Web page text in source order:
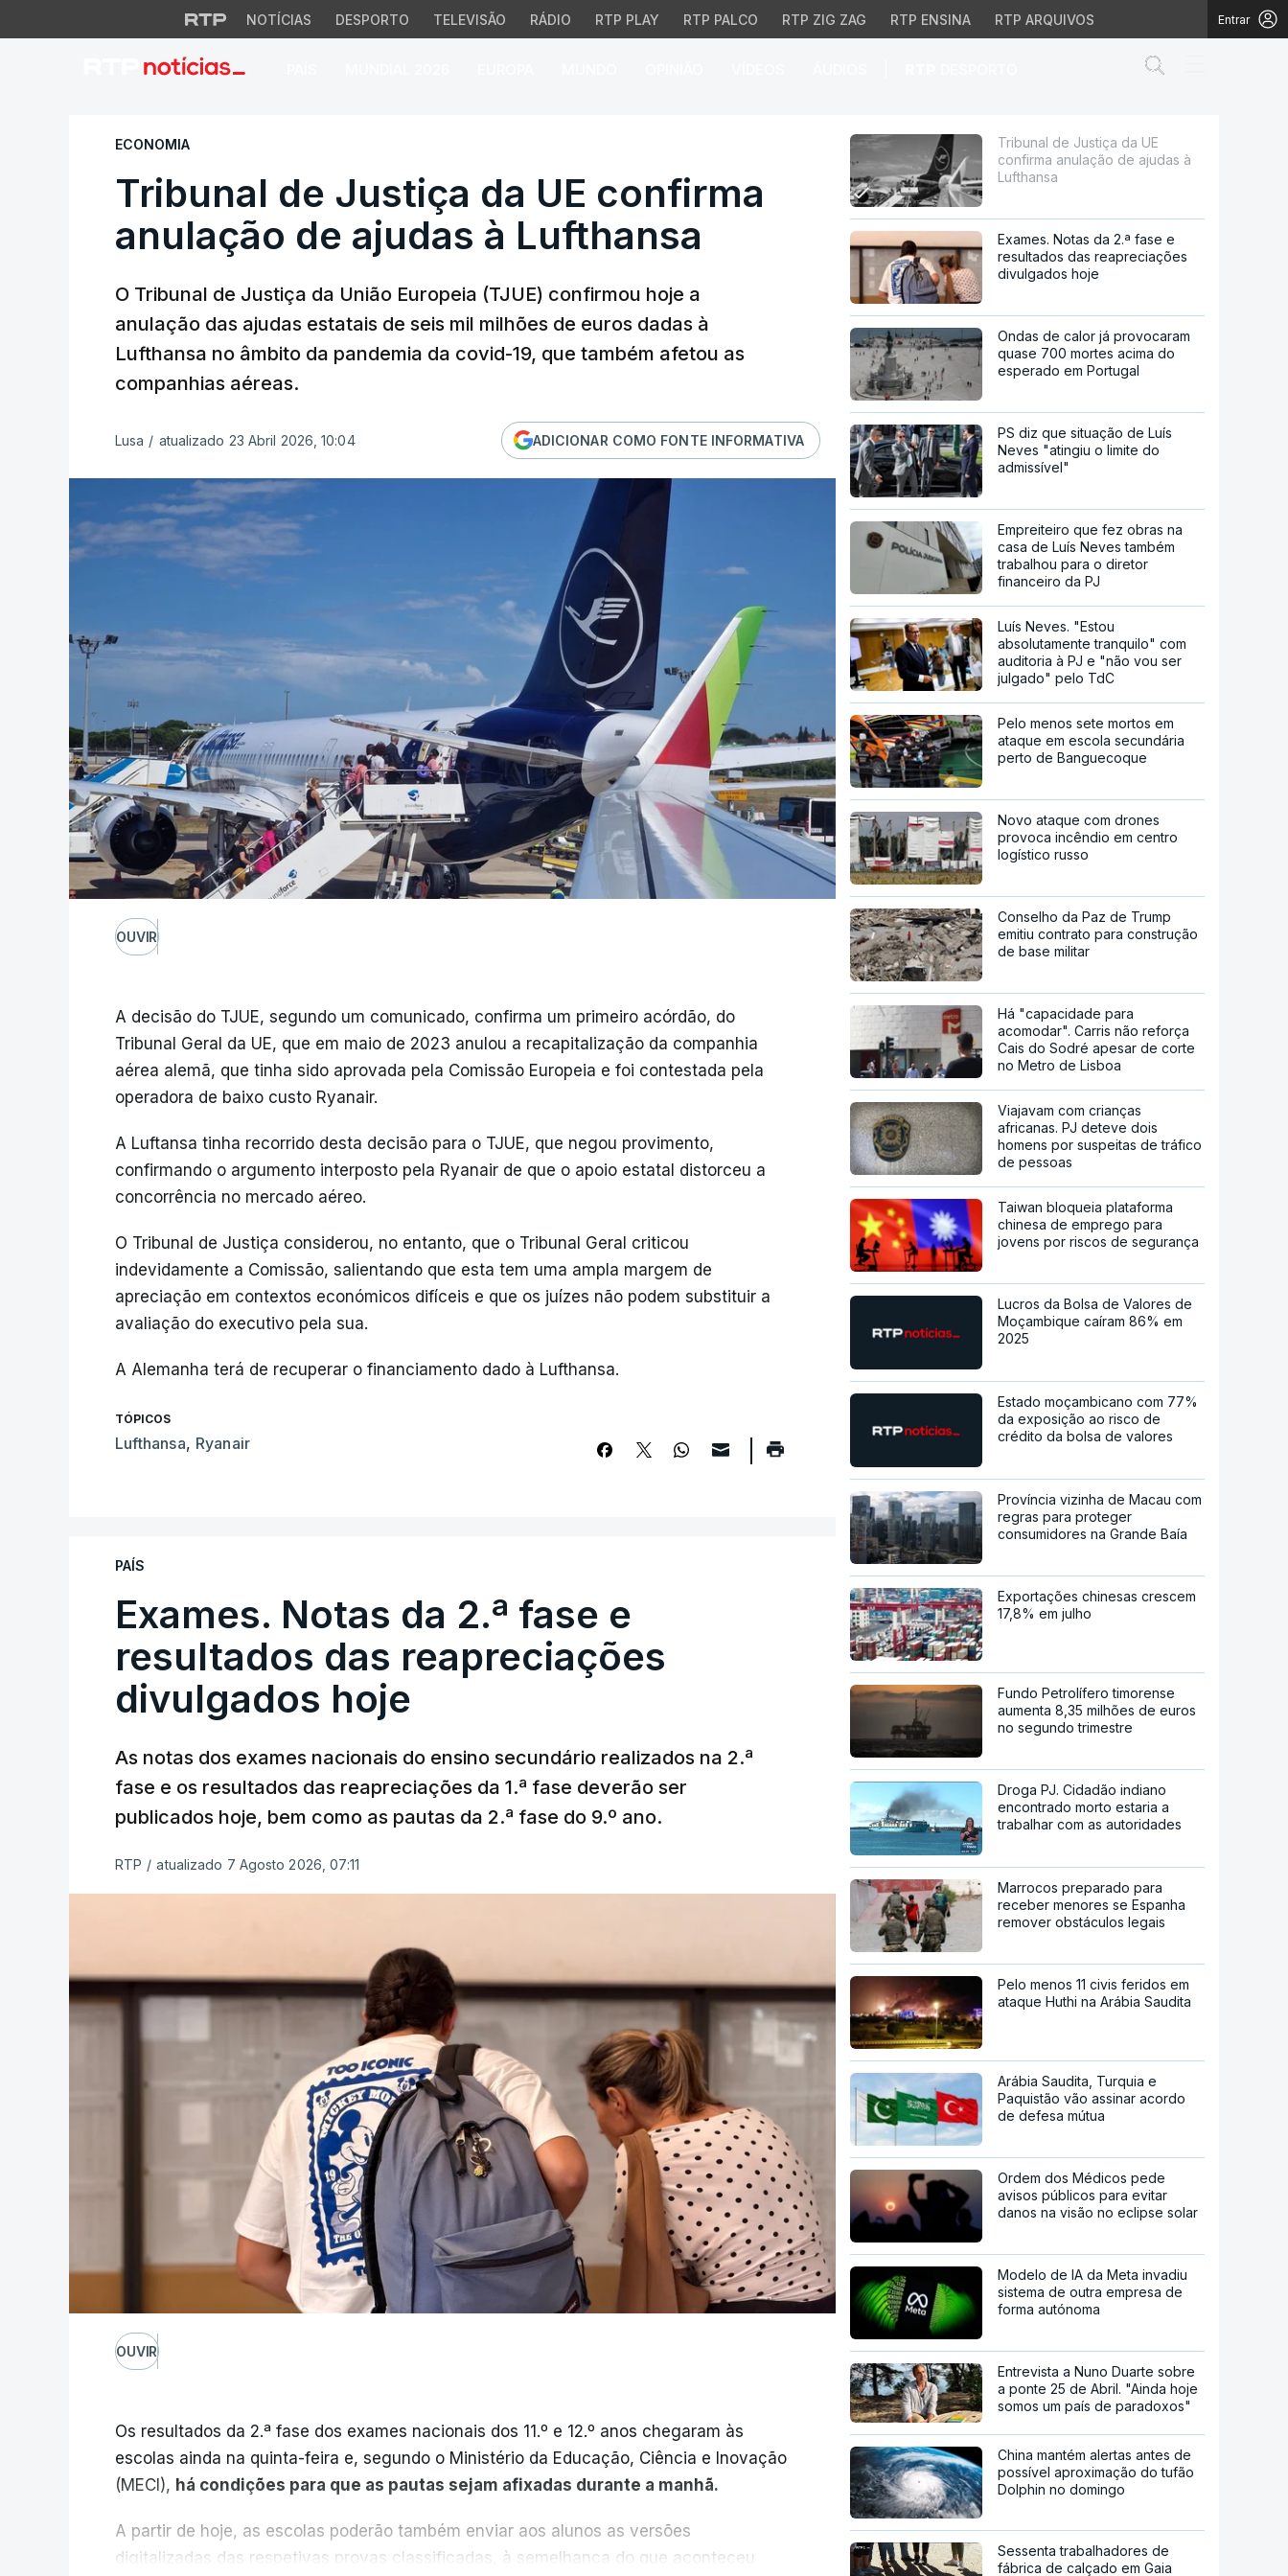
NOTÍCIAS DESPORTO TELEVISÃO RÁDIO RTP PLAY RTP PALCO RTP ZIG ZAG RTP ENSINA RTP ARQUIVOS Entrar
Tribunal de Justiça da UE confirma anulação de ajudas à
ECONOMIA
Tribunal de Justiça da UE confirma
anulação de ajudas à Lufthansa
O Tribunal de Justiça da União Europeia (TJUE) confirmou hoje a
anulação das ajudas estatais de seis mil milhões de euros dadas à
Lufthansa no âmbito da pandemia da covid-19, que também afetou as
companhias aéreas.
Lusa / atualizado 23 Abril 2026, 10:04 ADICIONAR COMO FONTE INFORMATIVA
OUVIR
A decisão do TJUE, segundo um comunicado, confirma um primeiro acórdão, do
Tribunal Geral da UE, que em maio de 2023 anulou a recapitalização da companhia
aérea alemã, que tinha sido aprovada pela Comissão Europeia e foi contestada pela
operadora de baixo custo Ryanair.
A Luftansa tinha recorrido desta decisão para o TJUE, que negou provimento,
confirmando o argumento interposto pela Ryanair de que o apoio estatal distorceu a
concorrência no mercado aéreo.
O Tribunal de Justiça considerou, no entanto, que o Tribunal Geral criticou
indevidamente a Comissão, salientando que esta tem uma ampla margem de
apreciação em contextos económicos difíceis e que os juízes não podem substituir a
avaliação do executivo pela sua.
A Alemanha terá de recuperar o financiamento dado à Lufthansa.
TÓPICOS
Lufthansa, Ryanair
PAÍS
Exames. Notas da 2.ª fase e
resultados das reapreciações
divulgados hoje
As notas dos exames nacionais do ensino secundário realizados na 2.ª
fase e os resultados das reapreciações da 1.ª fase deverão ser
publicados hoje, bem como as pautas da 2.ª fase do 9.º ano.
RTP / atualizado 7 Agosto 2026, 07:11
OUVIR
Os resultados da 2.ª fase dos exames nacionais dos 11.º e 12.º anos chegaram às
escolas ainda na quinta-feira e, segundo o Ministério da Educação, Ciência e Inovação
(MECI), há condições para que as pautas sejam afixadas durante a manhã.
A partir de hoje, as escolas poderão também enviar aos alunos as versões
digitalizadas das respetivas provas classificadas, à semelhança do que aconteceu
Tribunal de Justiça da UE
confirma anulação de ajudas à
Lufthansa
Exames. Notas da 2.ª fase e
resultados das reapreciações
divulgados hoje
Ondas de calor já provocaram
quase 700 mortes acima do
esperado em Portugal
PS diz que situação de Luís
Neves "atingiu o limite do
admissível"
Empreiteiro que fez obras na
casa de Luís Neves também
trabalhou para o diretor
financeiro da PJ
Luís Neves. "Estou
absolutamente tranquilo" com
auditoria à PJ e "não vou ser
julgado" pelo TdC
Pelo menos sete mortos em
ataque em escola secundária
perto de Banguecoque
Novo ataque com drones
provoca incêndio em centro
logístico russo
Conselho da Paz de Trump
emitiu contrato para construção
de base militar
Há "capacidade para
acomodar". Carris não reforça
Cais do Sodré apesar de corte
no Metro de Lisboa
Viajavam com crianças
africanas. PJ deteve dois
homens por suspeitas de tráfico
de pessoas
Taiwan bloqueia plataforma
chinesa de emprego para
jovens por riscos de segurança
Lucros da Bolsa de Valores de
Moçambique caíram 86% em
2025
Estado moçambicano com 77%
da exposição ao risco de
crédito da bolsa de valores
Província vizinha de Macau com
regras para proteger
consumidores na Grande Baía
Exportações chinesas crescem
17,8% em julho
Fundo Petrolífero timorense
aumenta 8,35 milhões de euros
no segundo trimestre
Droga PJ. Cidadão indiano
encontrado morto estaria a
trabalhar com as autoridades
Marrocos preparado para
receber menores se Espanha
remover obstáculos legais
Pelo menos 11 civis feridos em
ataque Huthi na Arábia Saudita
Arábia Saudita, Turquia e
Paquistão vão assinar acordo
de defesa mútua
Ordem dos Médicos pede
avisos públicos para evitar
danos na visão no eclipse solar
Modelo de IA da Meta invadiu
sistema de outra empresa de
forma autónoma
Entrevista a Nuno Duarte sobre
a ponte 25 de Abril. "Ainda hoje
somos um país de paradoxos"
China mantém alertas antes de
possível aproximação do tufão
Dolphin no domingo
Sessenta trabalhadores de
fábrica de calçado em Gaia